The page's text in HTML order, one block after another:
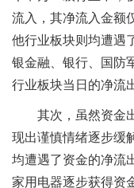
流入，其净流入金额
他行业板块则均遭遇
银金融、银行、国防
行业板块当日的净流
其次，虽然资金
现出谨慎情绪逐步缓
均遭遇了资金的净流
家用电器逐步获得资